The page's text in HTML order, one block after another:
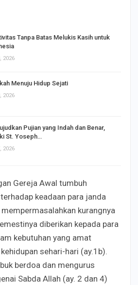
Tanpa Batas Melukis Kasih untuk
2026
Menuju Hidup Sejati
2026
Pujian yang Indah dan Benar,
St. Yoseph…
2026
Gereja Awal tumbuh
keadaan para janda
kurangnya
diberikan kepada para
kebutuhan yang amat
sehari-hari (ay.1b).
berdoa dan mengurus
Sabda Allah (ay. 2 dan 4)